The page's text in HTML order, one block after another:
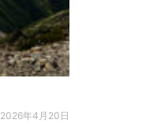
2026年4月20日